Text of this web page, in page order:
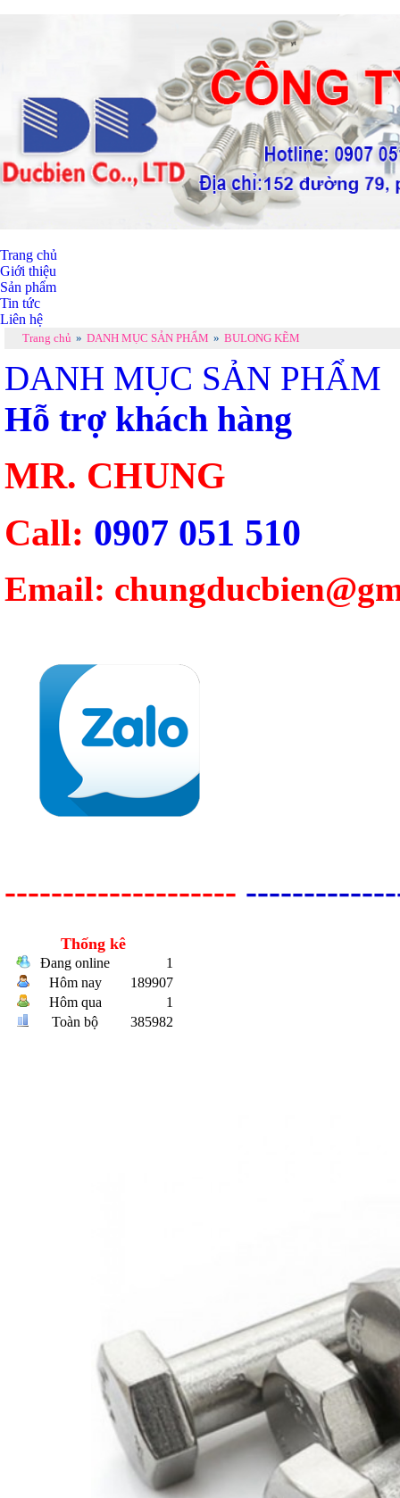
Trang chủ
Giới thiệu
Sản phẩm
Tin tức
Liên hệ
Trang chủ » DANH MỤC SẢN PHẨM » BULONG KẼM
DANH MỤC SẢN PHẨM
Hỗ trợ khách hàng
MR. CHUNG
Call: 0907 051 510
Email:
--------------------
Thống kê
Đang online
1
Hôm nay
189907
Hôm qua
1
Toàn bộ
385982